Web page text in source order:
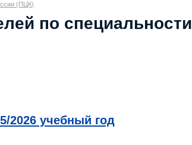
(ПЦК)
по специальности
2026 учебный год